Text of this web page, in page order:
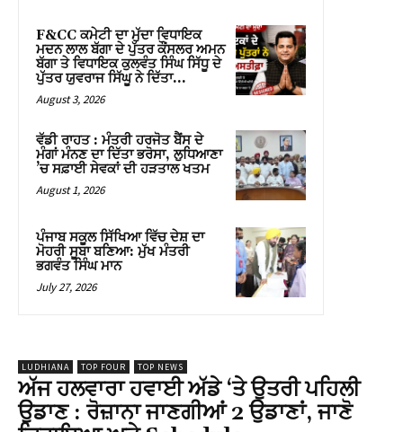
F&CC ਕਮੇਟੀ ਦਾ ਮੁੱਦਾ ਵਿਧਾਇਕ
ਮਦਨ ਲਾਲ ਬੱਗਾ ਦੇ ਪੁੱਤਰ ਕੌਂਸਲਰ ਅਮਨ
ਬੱਗਾ ਤੇ ਵਿਧਾਇਕ ਕੁਲਵੰਤ ਸਿੰਘ ਸਿੱਧੂ ਦੇ
ਪੁੱਤਰ ਯੁਵਰਾਜ ਸਿੱਘੂ ਨੇ ਦਿੱਤਾ...
August 3, 2026
ਵੱਡੀ ਰਾਹਤ : ਮੰਤਰੀ ਹਰਜੋਤ ਬੈਂਸ ਦੇ
ਮੰਗਾਂ ਮੰਨਣ ਦਾ ਦਿੱਤਾ ਭਰੋਸਾ, ਲੁਧਿਆਣਾ
’ਚ ਸਫ਼ਾਈ ਸੇਵਕਾਂ ਦੀ ਹੜਤਾਲ ਖਤਮ
August 1, 2026
ਪੰਜਾਬ ਸਕੂਲ ਸਿੱਖਿਆ ਵਿੱਚ ਦੇਸ਼ ਦਾ
ਮੋਹਰੀ ਸੂਬਾ ਬਣਿਆ: ਮੁੱਖ ਮੰਤਰੀ
ਭਗਵੰਤ ਸਿੰਘ ਮਾਨ
July 27, 2026